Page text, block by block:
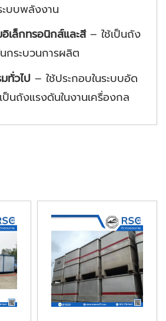
ะบบพลังงาน
เล็กทรอนิกส์และสี– ใช้เป็นถัง
นกระบวนการผลิต
ทั่วไป – ใช้ประกอบในระบบอัด
นถังแรงดันในงานเครื่องกล